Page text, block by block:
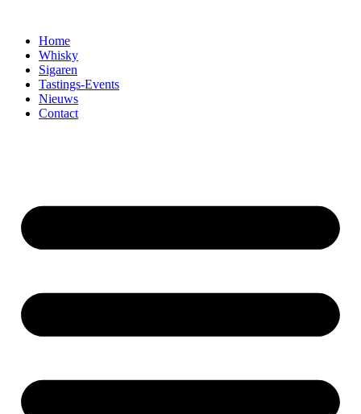
Home
Whisky
Sigaren
Tastings-Events
Nieuws
Contact